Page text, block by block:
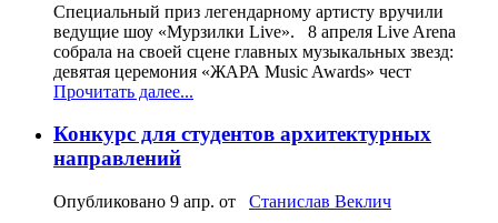
Специальный приз легендарному артисту вручили
ведущие шоу «Мурзилки Live». 8 апреля Live Arena
собрала на своей сцене главных музыкальных звезд:
девятая церемония «ЖАРА Music Awards» чест
Прочитать далее...
Конкурс для студентов архитектурных
направлений
Опубликовано 9 апр. от Станислав Веклич